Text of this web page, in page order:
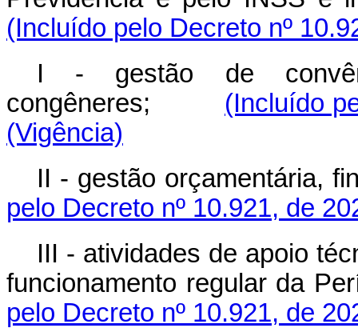
(Incluído pelo Decreto nº
I - gestão de
congêneres;
(Incluído
(Vigência)
II - gestão orçamentária,
pelo Decreto nº 10.921, de
III - atividades de apoio
funcionamento regular da
pelo Decreto nº 10.921, de